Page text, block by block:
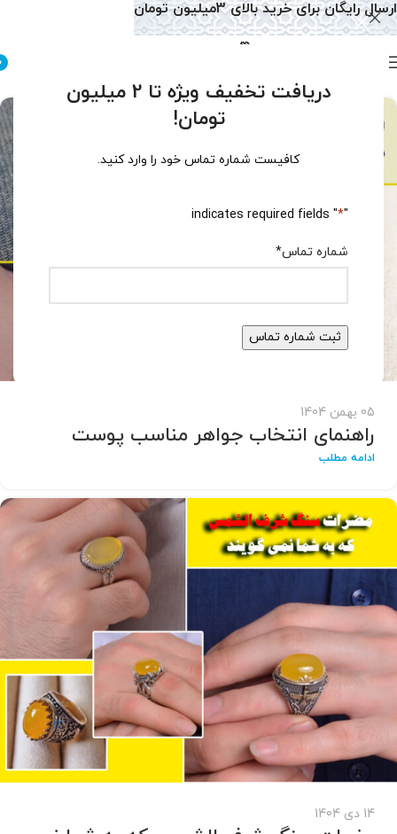
دریافت تخفیف ویژه تا 2 میلیون
تومان!
کافیست شماره تماس خود را وارد کنید.
"
*
" indicates required fields
شماره تماس*
05 بهمن 1404
راهنمای انتخاب جواهر مناسب پوست
ادامه مطلب
14 دی 1404
ارسال رایگان برای خرید بالای 3میلیون تومان